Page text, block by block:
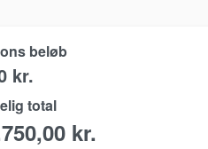
beløb
kr.
total
kr.